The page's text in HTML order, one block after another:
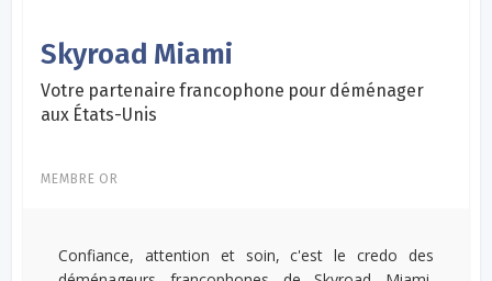
Skyroad Miami
Votre partenaire francophone pour déménager
aux États-Unis
MEMBRE OR
Confiance, attention et soin, c'est le credo des